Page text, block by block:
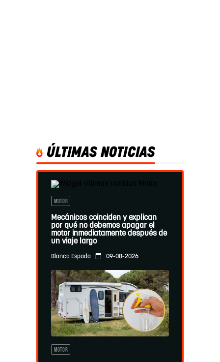
ÚLTIMAS NOTICIAS
MOTOR
Mecánicos coinciden y explican
por qué no debemos apagar el
motor inmediatamente después de
un viaje largo
Blanca Espada 09-08-2026
MOTOR